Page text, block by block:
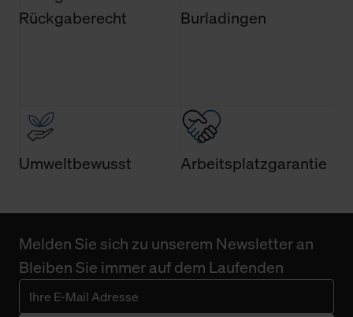
finden Sie in unserer Datenschutzerklärung.
Rückgaberecht
Burladingen
Umweltbewusst Arbeitsplatzgarantie
Melden Sie sich zu unserem Newsletter an
Bleiben Sie immer auf dem Laufenden